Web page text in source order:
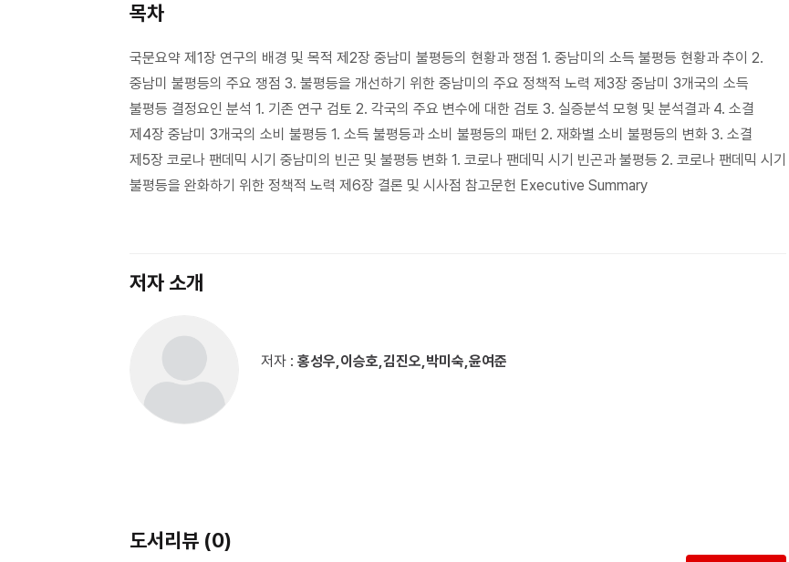
추세가 관찰되지 않았음.
목차
국문요약 제1장 연구의 배경 및 목적 제2장 중남미 불평등의 현황과 쟁점 1. 중남미의 소득 불평등 현황과 추이 2.
중남미 불평등의 주요 쟁점 3. 불평등을 개선하기 위한 중남미의 주요 정책적 노력 제3장 중남미 3개국의 소득
불평등 결정요인 분석 1. 기존 연구 검토 2. 각국의 주요 변수에 대한 검토 3. 실증분석 모형 및 분석결과 4. 소결
제4장 중남미 3개국의 소비 불평등 1. 소득 불평등과 소비 불평등의 패턴 2. 재화별 소비 불평등의 변화 3. 소결
제5장 코로나 팬데믹 시기 중남미의 빈곤 및 불평등 변화 1. 코로나 팬데믹 시기 빈곤과 불평등 2. 코로나 팬데믹 시기
불평등을 완화하기 위한 정책적 노력 제6장 결론 및 시사점 참고문헌 Executive Summary
저자 소개
저자 : 홍성우,이승호,김진오,박미숙,윤여준
도서리뷰 (0)